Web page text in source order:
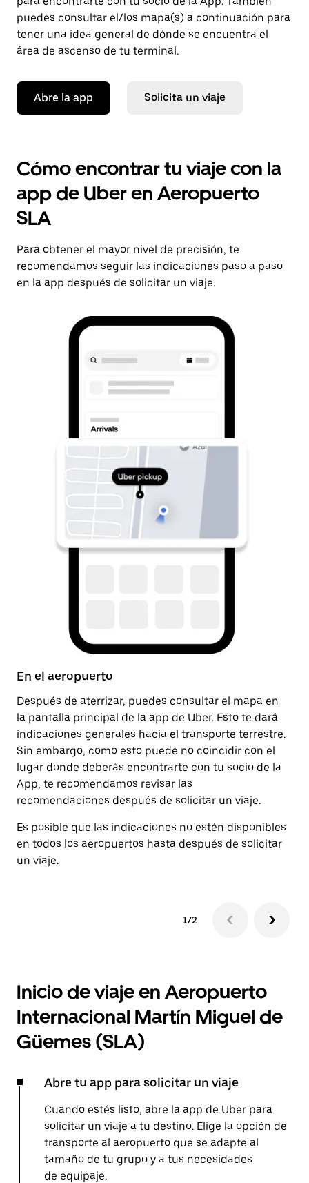
puedes consultar el/los mapa(s) a continuación para
tener una idea general de dónde se encuentra el
área de ascenso de tu terminal.
Abre la app Solicita un viaje
Cómo encontrar tu viaje con la
app de Uber en Aeropuerto
SLA
Para obtener el mayor nivel de precisión, te
recomendamos seguir las indicaciones paso a paso
en la app después de solicitar un viaje.
En el aeropuerto
Después de aterrizar, puedes consultar el mapa en
la pantalla principal de la app de Uber. Esto te dará
indicaciones generales hacia el transporte terrestre.
Sin embargo, como esto puede no coincidir con el
lugar donde deberás encontrarte con tu socio de la
App, te recomendamos revisar las
recomendaciones después de solicitar un viaje.
Es posible que las indicaciones no estén disponibles
en todos los aeropuertos hasta después de solicitar
un viaje.
1/2
Inicio de viaje en Aeropuerto
Internacional Martín Miguel de
Güemes (SLA)
Abre tu app para solicitar un viaje
Cuando estés listo, abre la app de Uber para
solicitar un viaje a tu destino. Elige la opción de
transporte al aeropuerto que se adapte al
tamaño de tu grupo y a tus necesidades
de equipaje.